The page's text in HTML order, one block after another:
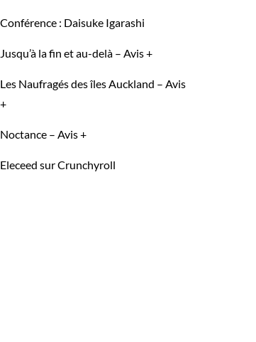
Conférence : Daisuke Igarashi
Jusqu’à la fin et au-delà – Avis +
Les Naufragés des îles Auckland – Avis
+
Noctance – Avis +
Eleceed sur Crunchyroll